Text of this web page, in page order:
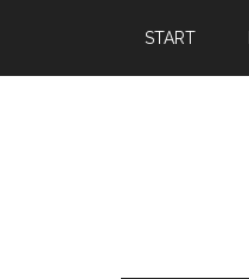
START